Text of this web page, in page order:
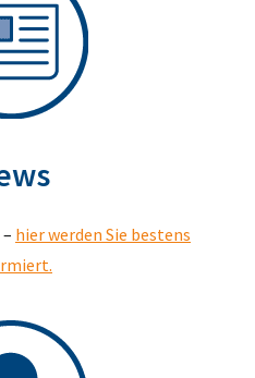
hier werden Sie bestens